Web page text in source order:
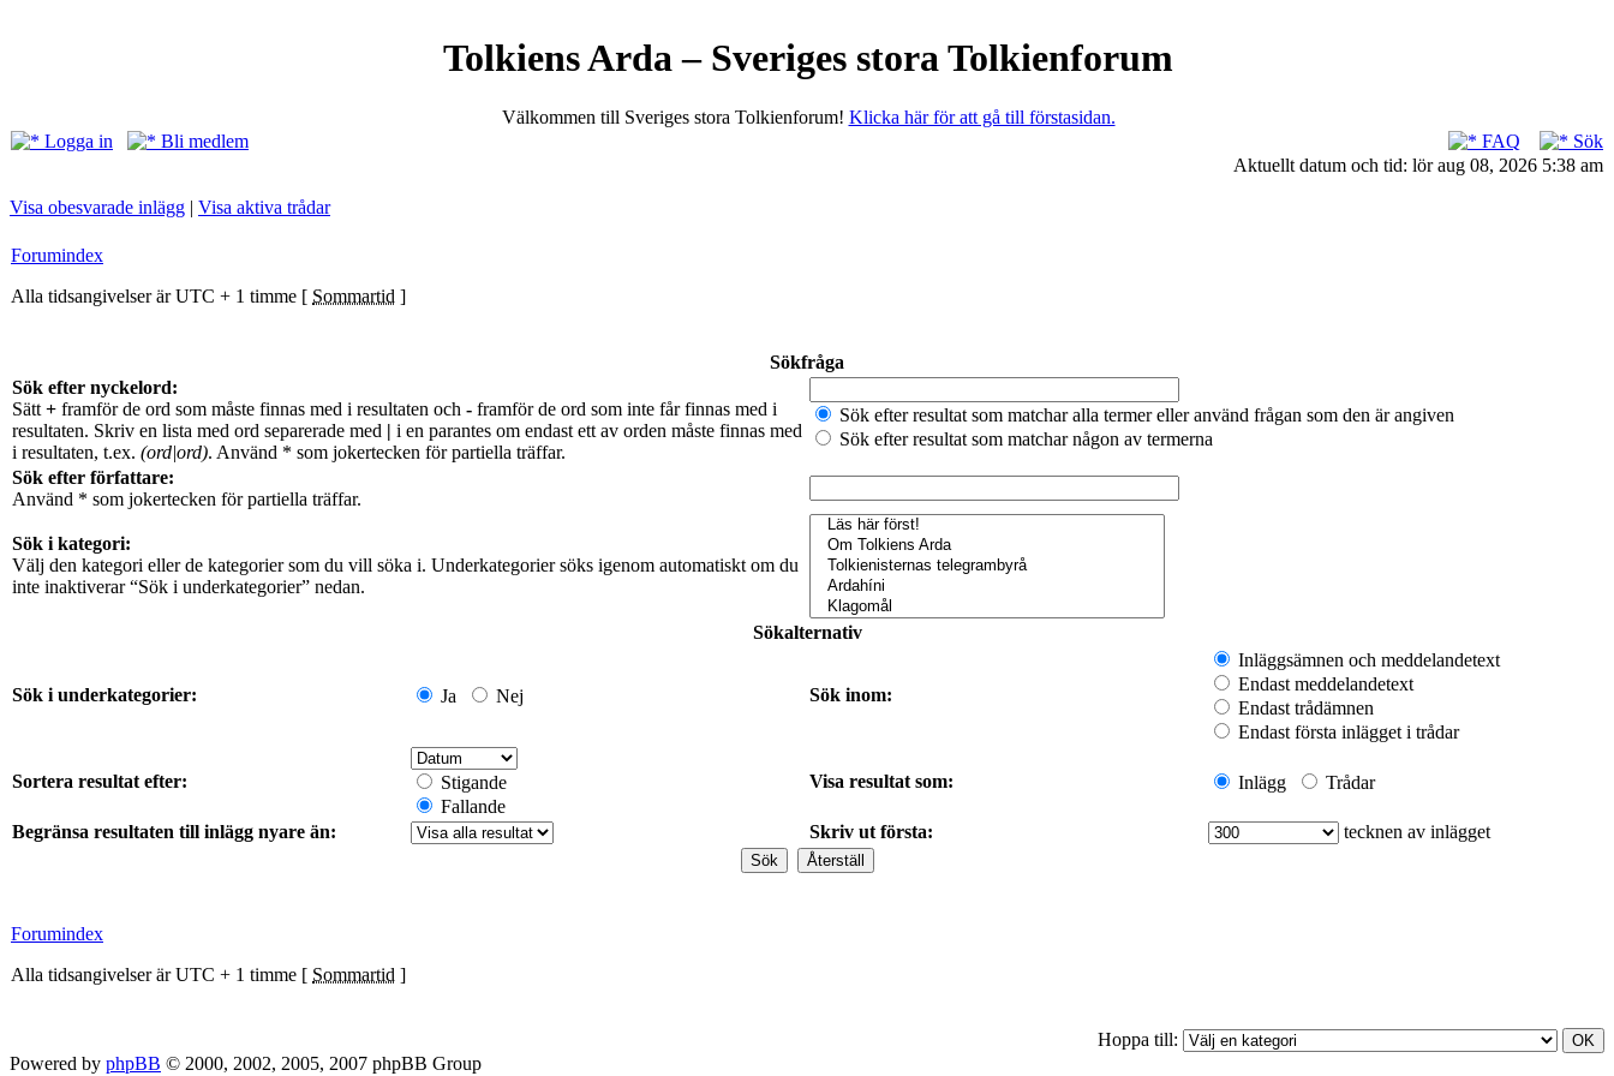
Tolkiens Arda – Sveriges stora Tolkienforum
Välkommen till Sveriges stora Tolkienforum! Klicka här för att gå till förstasidan.
Logga in
Bli medlem FAQ
Sök
Aktuellt datum och tid: lör aug 08, 2026 5:38 am
Visa obesvarade inlägg | Visa aktiva trådar
Forumindex
Alla tidsangivelser är UTC + 1 timme [ Sommartid ]
Sökfråga
Sök efter nyckelord:
Sätt + framför de ord som måste finnas med i resultaten och - framför de ord som inte får finnas med i
resultaten. Skriv en lista med ord separerade med | i en parantes om endast ett av orden måste finnas med
i resultaten, t.ex. (ord|ord). Använd * som jokertecken för partiella träffar.
Sök efter resultat som matchar alla termer eller använd frågan som den är angiven
Sök efter resultat som matchar någon av termerna
Sök efter författare:
Använd * som jokertecken för partiella träffar.
Sök i kategori:
Välj den kategori eller de kategorier som du vill söka i. Underkategorier söks igenom automatiskt om du
inte inaktiverar “Sök i underkategorier” nedan.
Sökalternativ
Sök i underkategorier: Ja Nej Sök inom:
Inläggsämnen och meddelandetext
Endast meddelandetext
Endast trådämnen
Endast första inlägget i trådar
Sortera resultat efter:
Stigande
Fallande
Visa resultat som: Inlägg Trådar
Begränsa resultaten till inlägg nyare än: Skriv ut första: tecknen av inlägget
Forumindex
Alla tidsangivelser är UTC + 1 timme [ Sommartid ]
Hoppa till:
Powered by phpBB © 2000, 2002, 2005, 2007 phpBB Group